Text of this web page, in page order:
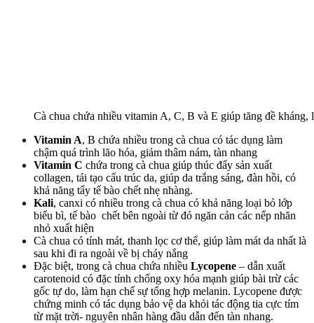
Cà chua chứa nhiều vitamin A, C, B và E giúp tăng đề kháng,
Vitamin A, B chứa nhiều trong cà chua có tác dụng làm
chậm quá trình lão hóa, giảm thâm nám, tàn nhang
Vitamin C chứa trong cà chua giúp thúc đẩy sản xuất
collagen, tái tạo cấu trúc da, giúp da trắng sáng, đàn hồi, có
khả năng tẩy tế bào chết nhẹ nhàng.
Kali, canxi có nhiều trong cà chua có khả năng loại bỏ lớp
biểu bì, tế bào chết bên ngoài từ đó ngăn cản các nếp nhăn
nhỏ xuất hiện
Cà chua có tính mát, thanh lọc cơ thể, giúp làm mát da nhất là
sau khi đi ra ngoài về bị cháy nắng
Đặc biệt, trong cà chua chứa nhiều Lycopene – dẫn xuất
carotenoid có đặc tính chống oxy hóa mạnh giúp bài trừ các
gốc tự do, làm hạn chế sự tổng hợp melanin. Lycopene được
chứng minh có tác dụng bảo vệ da khỏi tác động tia cực tím
từ mặt trời- nguyên nhân hàng đầu dẫn đến tàn nhang.